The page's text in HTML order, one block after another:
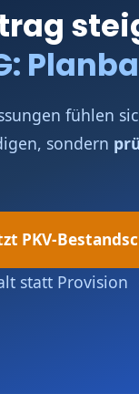
fühlen
sondern
PKV-
statt